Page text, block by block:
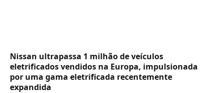
Nissan ultrapassa 1 milhão de veículos
eletrificados vendidos na Europa, impulsionada
por uma gama eletrificada recentemente
expandida